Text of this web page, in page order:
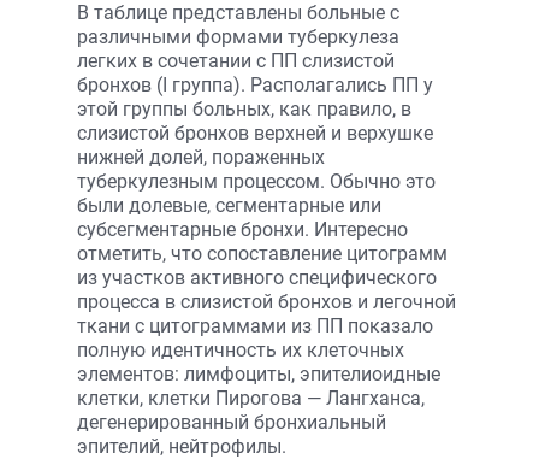
В таблице представлены больные с
различными формами туберкулеза
легких в сочетании с ПП слизистой
бронхов (I группа). Располагались ПП у
этой группы больных, как правило, в
слизистой бронхов верхней и верхушке
нижней долей, пораженных
туберкулезным процессом. Обычно это
были долевые, сегментарные или
субсегментарные бронхи. Интересно
отметить, что сопоставление цитограмм
из участков активного специфического
процесса в слизистой бронхов и легочной
ткани с цитограммами из ПП показало
полную идентичность их клеточных
элементов: лимфоциты, эпителиоидные
клетки, клетки Пирогова — Лангxанса,
дегенерированный бронхиальный
эпителий, нейтрофилы.